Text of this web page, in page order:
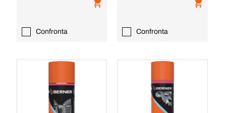
Confronta Confronta